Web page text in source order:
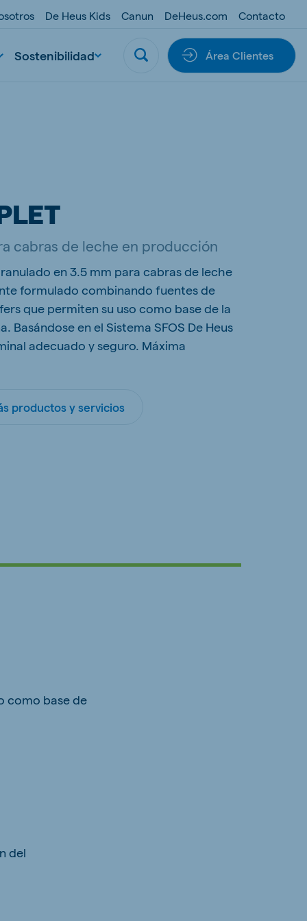
De Heus Kids Canun DeHeus.com Contacto
Sostenibilidad Área Clientes
cabras de leche en producción
en 3.5 mm para cabras de leche
formulado combinando fuentes de
que permiten su uso como base de la
Basándose en el Sistema SFOS De Heus
adecuado y seguro. Máxima
productos y servicios
como base de
del